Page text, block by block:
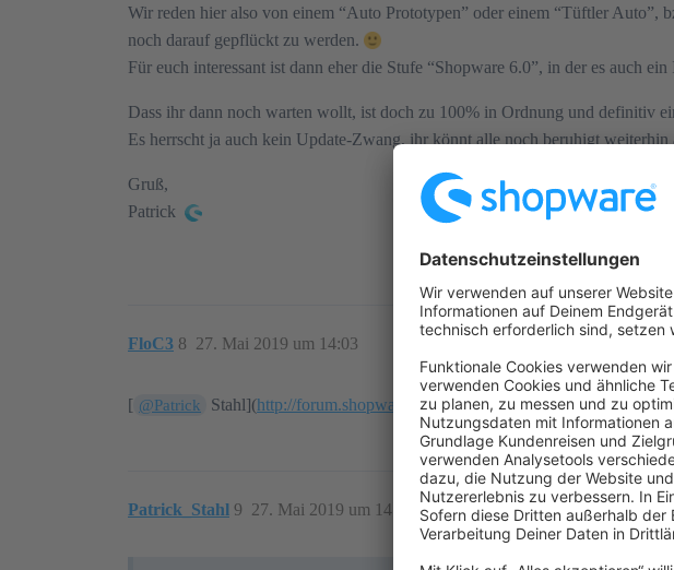
Wir reden hier also von einem “Auto Prototypen” oder einem “Tüftler Auto”,
noch darauf gepflückt zu werden.
Für euch interessant ist dann eher die Stufe “Shopware 6.0”, in der es auch
Dass ihr dann noch warten wollt, ist doch zu 100% in Ordnung und definitiv
Es herrscht ja auch kein Update-Zwang, ihr könnt alle noch beruhigt weiterhin
Gruß,
Patrick
FloC3 27. Mai 2019 um 14:03
8
[ @Patrick Stahl](http://forum.shopware.com/profile/1869/PatrickStahl
Patrick_Stahl 27. Mai 2019 um 14:04
9